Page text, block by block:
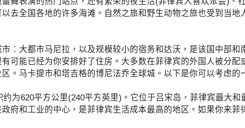
去全国各地的许多海滩。自然之旅和野生动物之旅也受到当地
大都市马尼拉，以及规模较小的宿务和达沃，是该国中部和
可能已经为你安排好了住房。大多数在菲律宾的外国人被分配
。马卡提市和塔吉格的博尼法乔全球城。以下是你可以考虑的
620平方公里(240平方英里)。它位于吕宋岛，菲律宾最大和
府和工业的中心，是菲律宾生活成本最高的地区。如果你来菲